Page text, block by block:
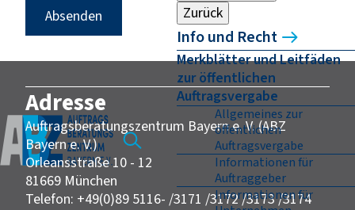
Zurück
Info und Recht
Merkblätter und Leitfäden
zur öffentlichen
Auftragsvergabe
Allgemeines zur
öffentlichen
Auftragsvergabe
Informationen für
Auftraggeber
Informationen für
Absenden
Adresse
Auftragsberatungszentrum Bayern e. V. (ABZ
Bayern e. V.)
Orleansstraße 10 - 12
81669 München
Telefon: +49(0)89 5116- /3171 /3172 /3173 /3174